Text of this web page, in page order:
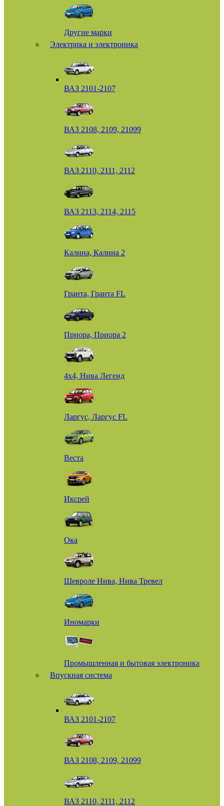
Другие марки
Электрика и электроника
ВАЗ 2101-2107
ВАЗ 2108, 2109, 21099
ВАЗ 2110, 2111, 2112
ВАЗ 2113, 2114, 2115
Калина, Калина 2
Гранта, Гранта FL
Приора, Приора 2
4х4, Нива Легенд
Ларгус, Ларгус FL
Веста
Иксрей
Ока
Шевроле Нива, Нива Тревел
Иномарки
Промышленная и бытовая электроника
Впускная система
ВАЗ 2101-2107
ВАЗ 2108, 2109, 21099
ВАЗ 2110, 2111, 2112